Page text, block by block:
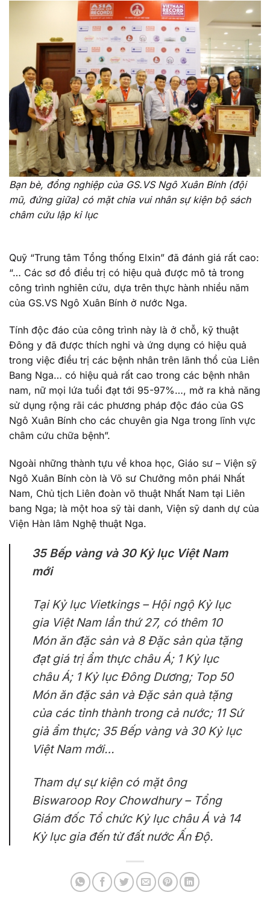
Bạn bè, đồng nghiệp của GS.VS Ngô Xuân Bính (đội
mũ, đứng giữa) có mặt chia vui nhân sự kiện bộ sách
châm cứu lập kỉ lục
Quỹ “Trung tâm Tổng thống Elxin” đã đánh giá rất cao:
“… Các sơ đồ điều trị có hiệu quả được mô tả trong
công trình nghiên cứu, dựa trên thực hành nhiều năm
của GS.VS Ngô Xuân Bính ở nước Nga.
Tính độc đáo của công trình này là ở chỗ, kỹ thuật
Đông y đã được thích nghi và ứng dụng có hiệu quả
trong việc điều trị các bệnh nhân trên lãnh thổ của Liên
Bang Nga… có hiệu quả rất cao trong các bệnh nhân
nam, nữ mọi lứa tuổi đạt tới 95-97%…, mở ra khả năng
sử dụng rộng rãi các phương pháp độc đáo của GS
Ngô Xuân Bính cho các chuyên gia Nga trong lĩnh vực
châm cứu chữa bệnh”.
Ngoài những thành tựu về khoa học, Giáo sư – Viện sỹ
Ngô Xuân Bính còn là Võ sư Chưởng môn phái Nhất
Nam, Chủ tịch Liên đoàn võ thuật Nhất Nam tại Liên
bang Nga; là một hoa sỹ tài danh, Viện sỹ danh dự của
Viện Hàn lâm Nghệ thuật Nga.
35 Bếp vàng và 30 Kỷ lục Việt Nam
mới
Tại Kỷ lục Vietkings – Hội ngộ Kỷ lục
gia Việt Nam lần thứ 27, có thêm 10
Món ăn đặc sản và 8 Đặc sản qùa tặng
đạt giá trị ẩm thực châu Á; 1 Kỷ lục
châu Á; 1 Kỷ lục Đông Dương; Top 50
Món ăn đặc sản và Đặc sản quà tặng
của các tỉnh thành trong cả nước; 11 Sứ
giả ẩm thực; 35 Bếp vàng và 30 Kỷ lục
Việt Nam mới…
Tham dự sự kiện có mặt ông
Biswaroop Roy Chowdhury – Tổng
Giám đốc Tổ chức Kỷ lục châu Á và 14
Kỷ lục gia đến từ đất nước Ấn Độ.